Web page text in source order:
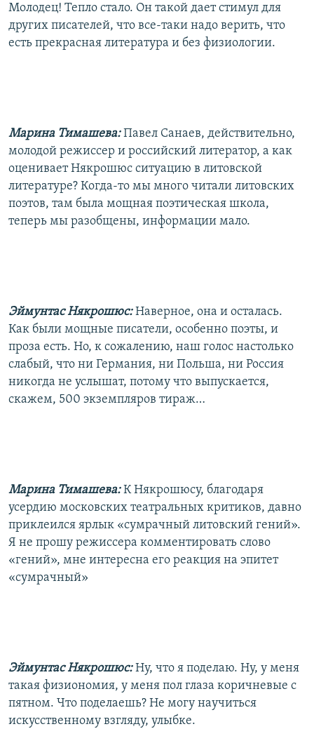
Молодец! Тепло стало. Он такой дает стимул для
других писателей, что все-таки надо верить, что
есть прекрасная литература и без физиологии.
Марина Тимашева:Павел Санаев, действительно,
молодой режиссер и российский литератор, а как
оценивает Някрошюс ситуацию в литовской
литературе? Когда-то мы много читали литовских
поэтов, там была мощная поэтическая школа,
теперь мы разобщены, информации мало.
Эймунтас Някрошюс:Наверное, она и осталась.
Как были мощные писатели, особенно поэты, и
проза есть. Но, к сожалению, наш голос настолько
слабый, что ни Германия, ни Польша, ни Россия
никогда не услышат, потому что выпускается,
скажем, 500 экземпляров тираж…
Марина Тимашева:К Някрошюсу, благодаря
усердию московских театральных критиков, давно
приклеился ярлык «сумрачный литовский гений».
Я не прошу режиссера комментировать слово
«гений», мне интересна его реакция на эпитет
«сумрачный»
Эймунтас Някрошюс:Ну, что я поделаю. Ну, у меня
такая физиономия, у меня пол глаза коричневые с
пятном. Что поделаешь? Не могу научиться
искусственному взгляду, улыбке.